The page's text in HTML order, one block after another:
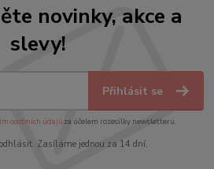
novinky, akce a
slevy!
Přihlásit se
osobních údajůza účelem rozesílky newsletteru.
Zasíláme jednou za 14 dní.